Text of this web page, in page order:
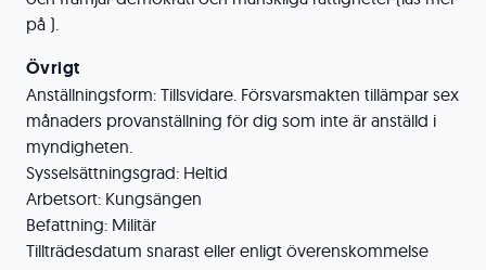
på ).
Övrigt
Anställningsform: Tillsvidare. Försvarsmakten tillämpar sex
månaders provanställning för dig som inte är anställd i
myndigheten.
Sysselsättningsgrad: Heltid
Arbetsort: Kungsängen
Befattning: Militär
Tillträdesdatum snarast eller enligt överenskommelse